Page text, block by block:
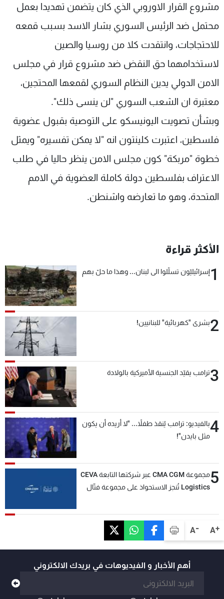
A+
A-
مشروع القرار الاوروبي الذي كان يتضمن تهديدا بعمل
محتمل ضد الرئيس السوري بشار الاسد بسبب قمعه
للاحتجاجات، وانتقدت كلا من روسيا والصين
لاستخدامهما حق النقض ضد مشروع قرار في مجلس
الامن الدولي يدين النظام السوري لقمعها المحتجين،
معتبرة ان الشعب السوري "لن ينسى ذلك".
وبشأن تصويت اليونيسكو على التوصية بقبول عضوية
فلسطين، اعتبرت كلينتون انه "لا يمكن تفسيره" ويمثل
خطوة "مربكة" كون مجلس الامن ينظر حاليا في طلب
الاعتراف بفلسطين دولة كاملة العضوية في الامم
المتحدة، وهو ما تعارضه واشنطن.
الأكثر قراءة
1إسرائيليّون تسلّلوا الى لبنان... وهذا ما حلّ بهم
2بشرى "كهربائية" للبنانيين!
3ترامب يقيّد الجنسية الأميركية بالولادة
4بالفيديو: ترامب يُنقذ طفلاً... "لا أريده أن يكون
مثل بايدن"!
5
مجموعة CMA CGM عبر شركتها التابعة CEVA
Logistics تُنجز الاستحواذ على مجموعة فتّال
أهم الأخبار و الفيديوهات في بريدك الالكتروني
لاعلاناتكم
شروط الإسـتخدام
سياسة الخصوصية